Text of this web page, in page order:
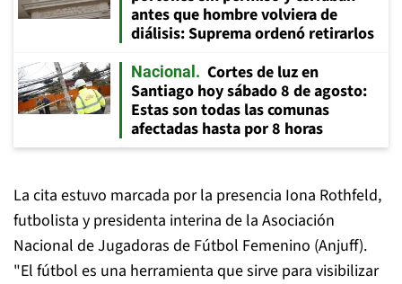
antes que hombre volviera de
diálisis: Suprema ordenó retirarlos
Nacional
Cortes de luz en
Santiago hoy sábado 8 de agosto:
Estas son todas las comunas
afectadas hasta por 8 horas
La cita estuvo marcada por la presencia Iona Rothfeld,
futbolista y presidenta interina de la Asociación
Nacional de Jugadoras de Fútbol Femenino (Anjuff).
"El fútbol es una herramienta que sirve para visibilizar